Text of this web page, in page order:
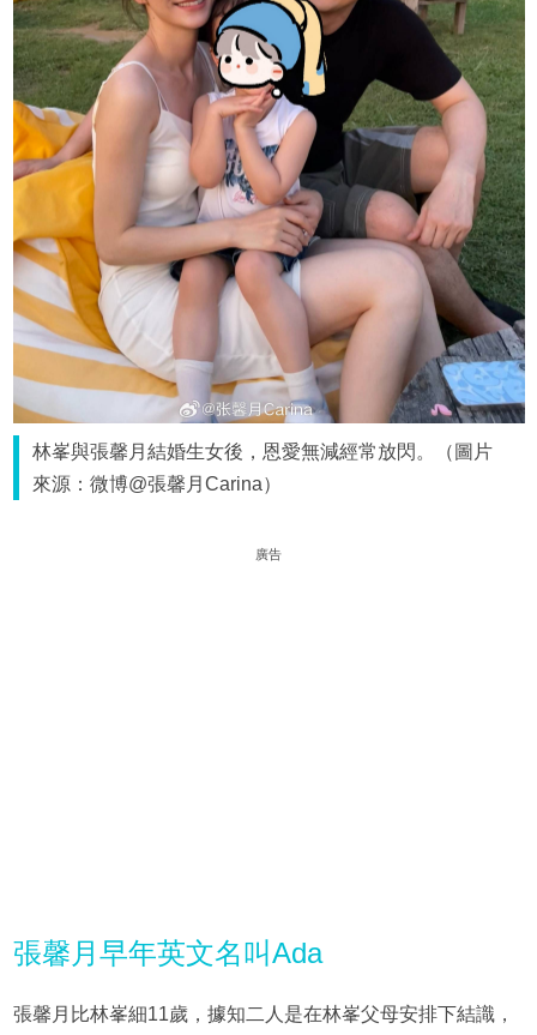
林峯與張馨月結婚生女後，恩愛無減經常放閃。（圖片
來源：微博@張馨月Carina）
廣告
張馨月早年英文名叫Ada
張馨月比林峯細11歲，據知二人是在林峯父母安排下結識，